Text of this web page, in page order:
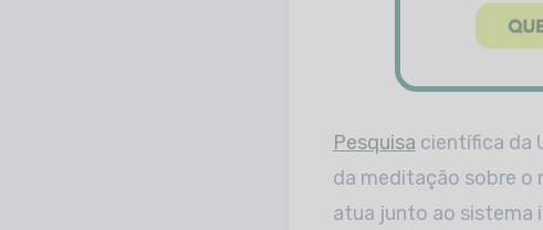
Pesquisa científica da
da meditação sobre o
atua junto ao sistema